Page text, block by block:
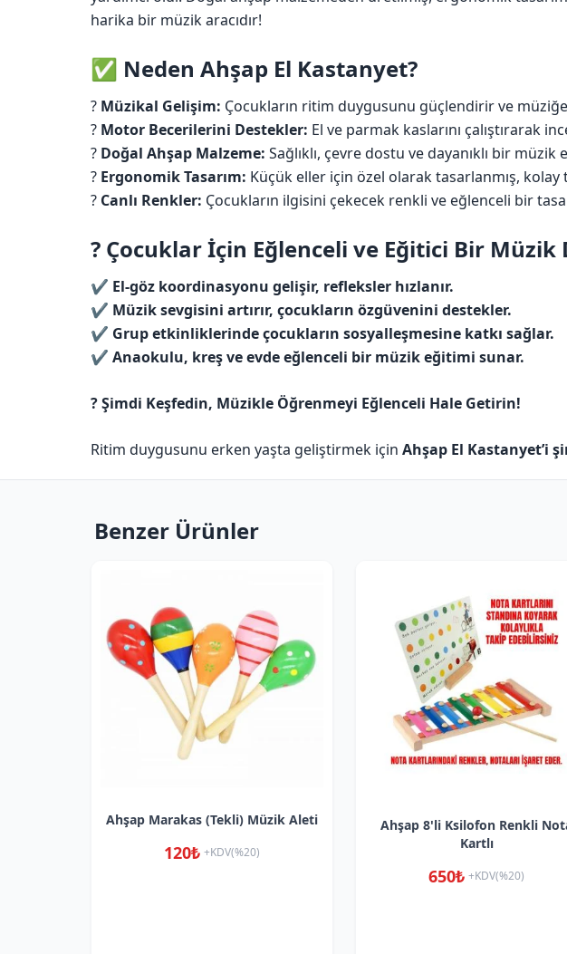
harika bir müzik aracıdır!
✅ Neden Ahşap El Kastanyet?
? Müzikal Gelişim: Çocukların ritim duygusunu güçlendirir ve
? Motor Becerilerini Destekler: El ve parmak kaslarını çalıştırarak
? Doğal Ahşap Malzeme: Sağlıklı, çevre dostu ve dayanıklı bir müzik
? Ergonomik Tasarım: Küçük eller için özel olarak tasarlanmış, kolay
? Canlı Renkler: Çocukların ilgisini çekecek renkli ve eğlenceli bir
? Çocuklar İçin Eğlenceli ve Eğitici Bir Müzik
✔️ El-göz koordinasyonu gelişir, refleksler hızlanır.
✔️ Müzik sevgisini artırır, çocukların özgüvenini destekler.
✔️ Grup etkinliklerinde çocukların sosyalleşmesine katkı sağlar.
✔️ Anaokulu, kreş ve evde eğlenceli bir müzik eğitimi sunar.
? Şimdi Keşfedin, Müzikle Öğrenmeyi Eğlenceli Hale Getirin!
Ritim duygusunu erken yaşta geliştirmek için Ahşap El Kastanyet’i
Benzer Ürünler
Ahşap Marakas (Tekli) Müzik Aleti
120₺ +KDV(%20)
Ahşap 8'li Ksilofon Renkli
Kartlı
650₺ +KDV(%20)